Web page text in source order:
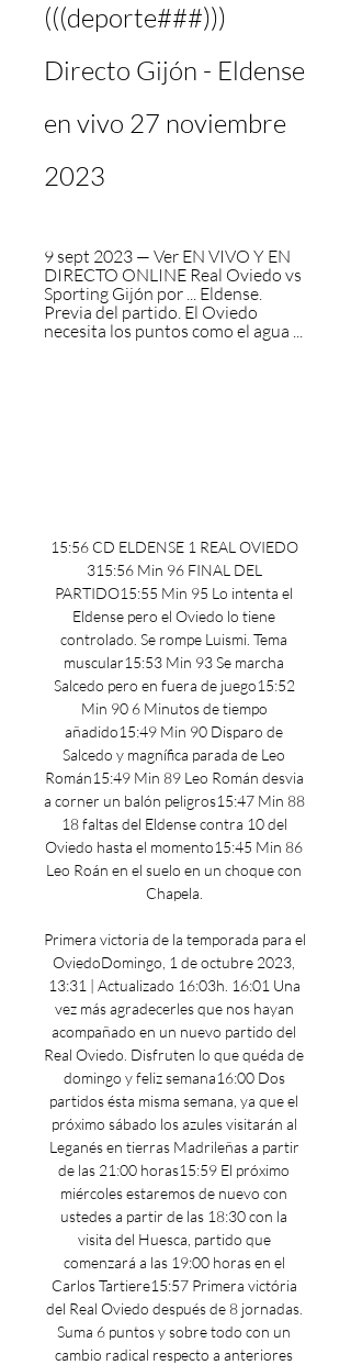
(((deporte###)))
Directo Gijón - Eldense
en vivo 27 noviembre
2023
9 sept 2023 — Ver EN VIVO Y EN
DIRECTO ONLINE Real Oviedo vs
Sporting Gijón por ... Eldense.
Previa del partido. El Oviedo
necesita los puntos como el agua ...
15:56 CD ELDENSE 1 REAL OVIEDO
315:56 Min 96 FINAL DEL
PARTIDO15:55 Min 95 Lo intenta el
Eldense pero el Oviedo lo tiene
controlado. Se rompe Luismi. Tema
muscular15:53 Min 93 Se marcha
Salcedo pero en fuera de juego15:52
Min 90 6 Minutos de tiempo
añadido15:49 Min 90 Disparo de
Salcedo y magnífica parada de Leo
Román15:49 Min 89 Leo Román desvia
a corner un balón peligros15:47 Min 88
18 faltas del Eldense contra 10 del
Oviedo hasta el momento15:45 Min 86
Leo Roán en el suelo en un choque con
Chapela.
Primera victoria de la temporada para el
OviedoDomingo, 1 de octubre 2023,
13:31 | Actualizado 16:03h. 16:01 Una
vez más agradecerles que nos hayan
acompañado en un nuevo partido del
Real Oviedo. Disfruten lo que quéda de
domingo y feliz semana16:00 Dos
partidos ésta misma semana, ya que el
próximo sábado los azules visitarán al
Leganés en tierras Madrileñas a partir
de las 21:00 horas15:59 El próximo
miércoles estaremos de nuevo con
ustedes a partir de las 18:30 con la
visita del Huesca, partido que
comenzará a las 19:00 horas en el
Carlos Tartiere15:57 Primera victória
del Real Oviedo después de 8 jornadas.
Suma 6 puntos y sobre todo con un
cambio radical respecto a anteriores